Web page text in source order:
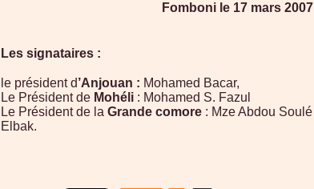
Fomboni le 17 mars 2007
Les signataires :
le président d’Anjouan : Mohamed Bacar,
Le Président de Mohéli : Mohamed S. Fazul
Le Président de la Grande comore : Mze Abdou Soulé
Elbak.